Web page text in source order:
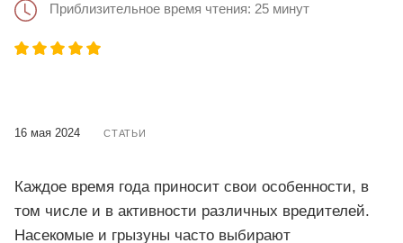
Приблизительное время чтения: 25 минут
16 мая 2024 СТАТЬИ
Каждое время года приносит свои особенности, в
том числе и в активности различных вредителей.
Насекомые и грызуны часто выбирают